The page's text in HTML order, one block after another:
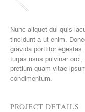
Nunc aliquet dui quis
tincidunt a ut enim.
gravida porttitor
turpis risus pulvinar
pretium quam vitae
condimentum.
PROJECT DETAILS